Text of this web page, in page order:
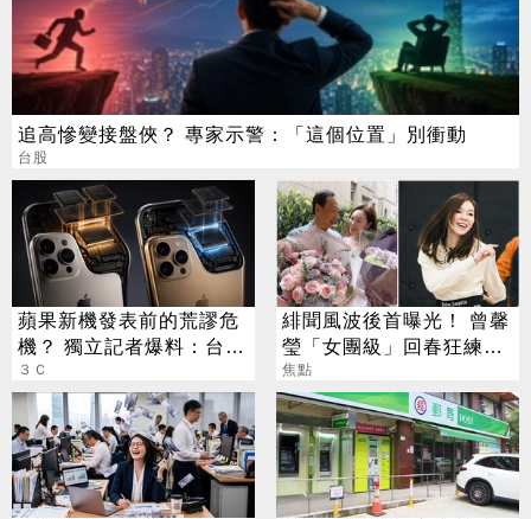
追高慘變接盤俠？ 專家示警：「這個位置」別衝動
台股
蘋果新機發表前的荒謬危
機？ 獨立記者爆料：台積
電在等DRAM
３Ｃ
緋聞風波後首曝光！ 曾馨
瑩「女團級」回春狂練舞
郭董獨自公園散步
焦點